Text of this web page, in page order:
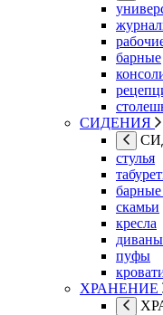
барные
СИДЕНИЯ
стулья
барные
скамьи
кресла
диваны
пуфы
ХРАНЕНИЕ